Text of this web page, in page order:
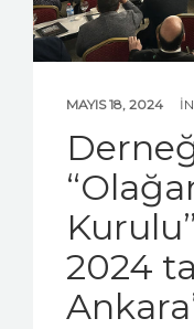
MAYIS 18, 2024 IN
2024